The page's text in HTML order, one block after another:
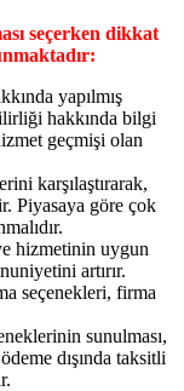
seçerken dikkat
yapılmış
hakkında bilgi
geçmişi olan
karşılaştırarak,
Piyasaya göre çok
hizmetinin uygun
artırır.
seçenekleri, firma
sunulması,
dışında taksitli